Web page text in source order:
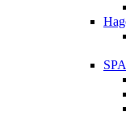
SPA